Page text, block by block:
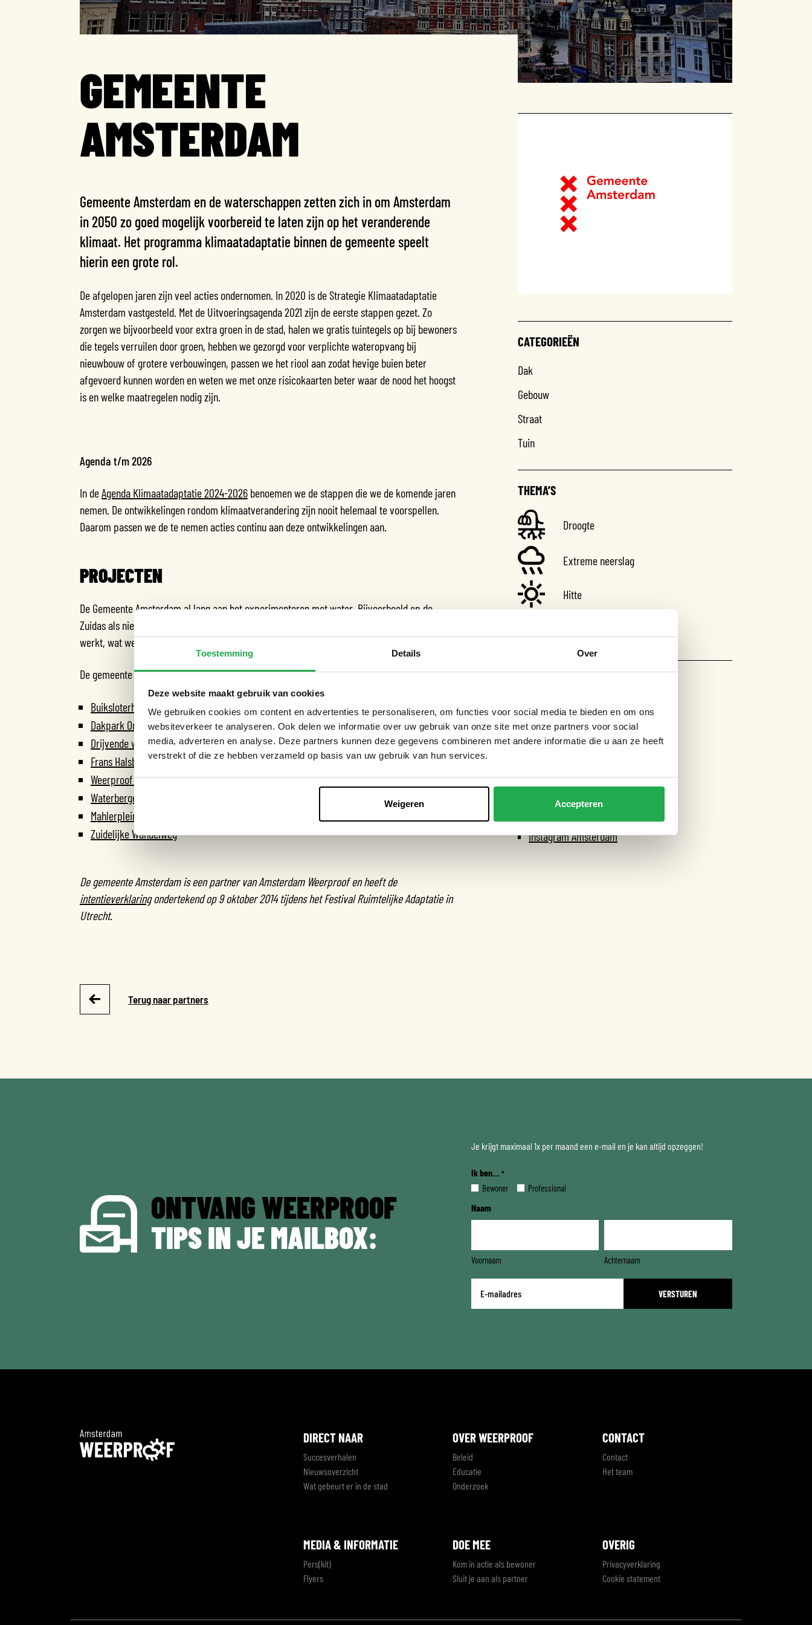
Toestemming Details Over
Deze website maakt gebruik van cookies
We gebruiken cookies om content en advertenties te personaliseren, om functies voor social media te bieden en om ons
websiteverkeer te analyseren. Ook delen we informatie over uw gebruik van onze site met onze partners voor social
media, adverteren en analyse. Deze partners kunnen deze gegevens combineren met andere informatie die u aan ze heeft
verstrekt of die ze hebben verzameld op basis van uw gebruik van hun services.
Weigeren Accepteren
GEMEENTE
AMSTERDAM
Gemeente Amsterdam en de waterschappen zetten zich in om Amsterdam
in 2050 zo goed mogelijk voorbereid te laten zijn op het veranderende
klimaat. Het programma klimaatadaptatie binnen de gemeente speelt
hierin een grote rol.
De afgelopen jaren zijn veel acties ondernomen. In 2020 is de Strategie Klimaatadaptatie
Amsterdam vastgesteld. Met de Uitvoeringsagenda 2021 zijn de eerste stappen gezet. Zo
zorgen we bijvoorbeeld voor extra groen in de stad, halen we gratis tuintegels op bij bewoners
die tegels verruilen door groen, hebben we gezorgd voor verplichte wateropvang bij
nieuwbouw of grotere verbouwingen, passen we het riool aan zodat hevige buien beter
afgevoerd kunnen worden en weten we met onze risicokaarten beter waar de nood het hoogst
is en welke maatregelen nodig zijn.
Agenda t/m 2026
In deAgenda Klimaatadaptatie 2024-2026 benoemen we de stappen die we de komende jaren
nemen. De ontwikkelingen rondom klimaatverandering zijn nooit helemaal te voorspellen.
Daarom passen we de te nemen acties continu aan deze ontwikkelingen aan.
PROJECTEN
De Gemeente Amsterdam al lang aan het experimenteren met water. Bijvoorbeeld op de
Zuidas als nieuwe ontwikkeling. Zo bouwen we kennis op, en kunnen we opschalen wat goed
werkt, wat weer terug te zien is op andere plekken in de stad.
De gemeente Amsterdam werkt in veel projecten aan een weerproof stad, waaronder:
Buiksloterham
Dakpark Orlyplein
Drijvende woningen op IJburg
Frans Halsbuurt
Weerproof Betondorp
Waterbergende Burmanstraat
Mahlerplein
Zuidelijke Wandelweg
De gemeente Amsterdam is een partner van Amsterdam Weerproof en heeft de
intentieverklaringondertekend op 9 oktober 2014 tijdens het Festival Ruimtelijke Adaptatie in
Utrecht.
CATEGORIEËN
Dak
Gebouw
Straat
Tuin
THEMA’S
Droogte
Extreme neerslag
Hitte
Programma klimaatadaptatie
Duurzaam Amsterdam
Beleid Duurzaamheid
Subsidies Duurzaam en groen
Twitter Amsterdam
Instagram Amsterdam
Terug naar partners
ONTVANG WEERPROOF
TIPS IN JE MAILBOX:
Je krijgt maximaal 1x per maand een e-mail en je kan altijd opzeggen!
Ik ben... *
Bewoner Professional
Naam
Voornaam Achternaam
mailadres
DIRECT NAAR
Succesverhalen
Nieuwsoverzicht
Wat gebeurt er in de stad
OVER WEERPROOF
Beleid
Educatie
Onderzoek
CONTACT
Contact
Het team
MEDIA & INFORMATIE
Pers(kit)
Flyers
DOE MEE
Kom in actie als bewoner
Sluit je aan als partner
OVERIG
Privacyverklaring
Cookie statement